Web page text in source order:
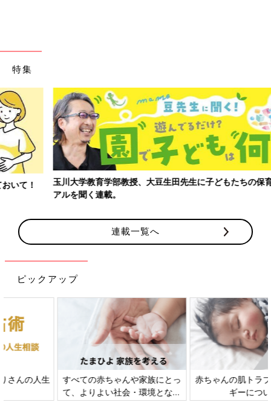
特集
玉川大学教育学部教授、大豆生田先生に子どもたちの保育園でのリ
アルを聞く連載。
連載一覧へ
ピックアップ
すべての赤ちゃんや家族にとっ
て、よりよい社会・環境となる
ことをめざしてさまざまな課題
赤ちゃんの肌トラブル、アレル
ギーについて